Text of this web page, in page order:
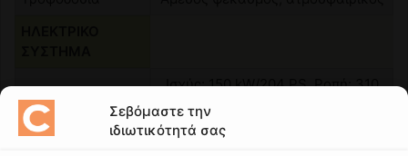
Σεβόμαστε την
ιδιωτικότητά σας